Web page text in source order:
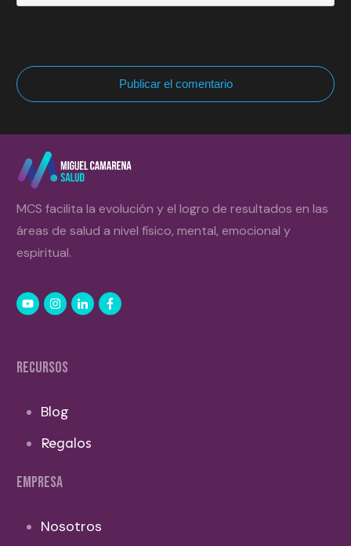
Publicar el comentario
MCS facilita la evolución y el logro de resultados en las
áreas de salud a nivel físico, mental, emocional y
espiritual.
RECURSOS
Blog
Regalos
EMPRESA
Nosotros